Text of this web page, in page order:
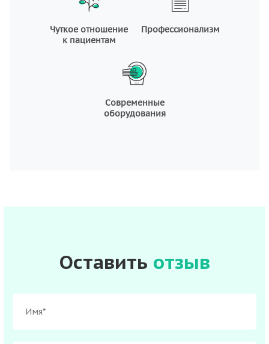
Чуткое отношение
к пациентам
Профессионализм
Современные
оборудования
Оставить отзыв